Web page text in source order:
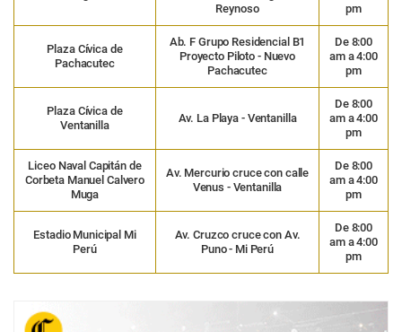
Reynoso
pm
Plaza Cívica de
Pachacutec
Ab. F Grupo Residencial B1
Proyecto Piloto - Nuevo
Pachacutec
De 8:00
am a 4:00
pm
Plaza Cívica de
Ventanilla
Av. La Playa - Ventanilla
De 8:00
am a 4:00
pm
Liceo Naval Capitán de
Corbeta Manuel Calvero
Muga
Av. Mercurio cruce con calle
Venus - Ventanilla
De 8:00
am a 4:00
pm
Estadio Municipal Mi
Perú
Av. Cruzco cruce con Av.
Puno - Mi Perú
De 8:00
am a 4:00
pm